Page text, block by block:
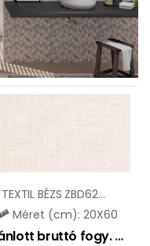
Ft
TEXTIL BÉZS ZBD62265
Méret (cm): 20X60
Ajánlott bruttó fogy. ár: